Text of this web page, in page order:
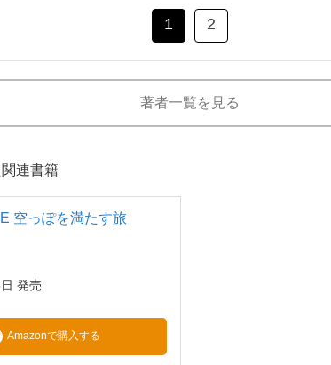
1 2
著者一覧を見る
連書籍
空っぽを満たす旅
発売
Amazonで購入する